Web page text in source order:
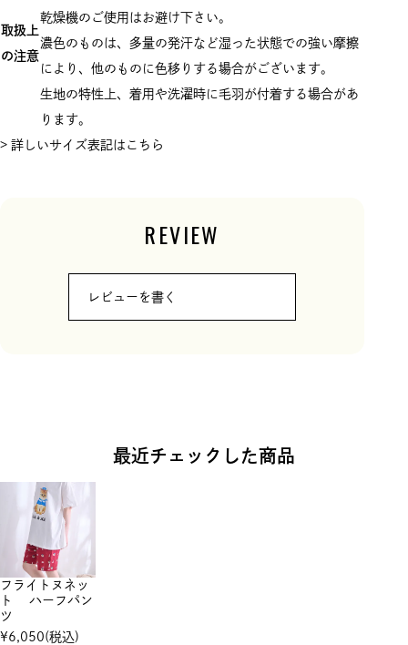
取扱上
の注意
乾燥機のご使用はお避け下さい。
濃色のものは、多量の発汗など湿った状態での強い摩擦
により、他のものに色移りする場合がございます。
生地の特性上、着用や洗濯時に毛羽が付着する場合があ
ります。
> 詳しいサイズ表記はこちら
REVIEW
レビューを書く
最近チェックした商品
フライトヌネッ
ト ハーフパン
ツ
¥6,050(税込)